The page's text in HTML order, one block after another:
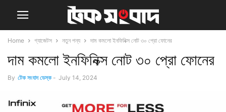
Home গ্যাজেটস নতুন পন্য দাম কমলো ইনফিনিক্স নোট ৩০ প্রো ফোনের
দাম কমলো ইনফিনিক্স নোট ৩০ প্রো ফোনের
By টেক সংবাদ ডেস্ক - July 14, 2024